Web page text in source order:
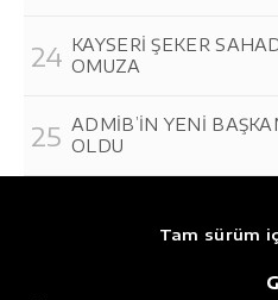
KAYSERİ ŞEKER
OMUZA
ADMİB’İN YENİ
OLDU
Tam sürüm